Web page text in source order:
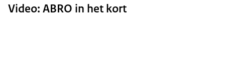
Video: ABRO in het kort